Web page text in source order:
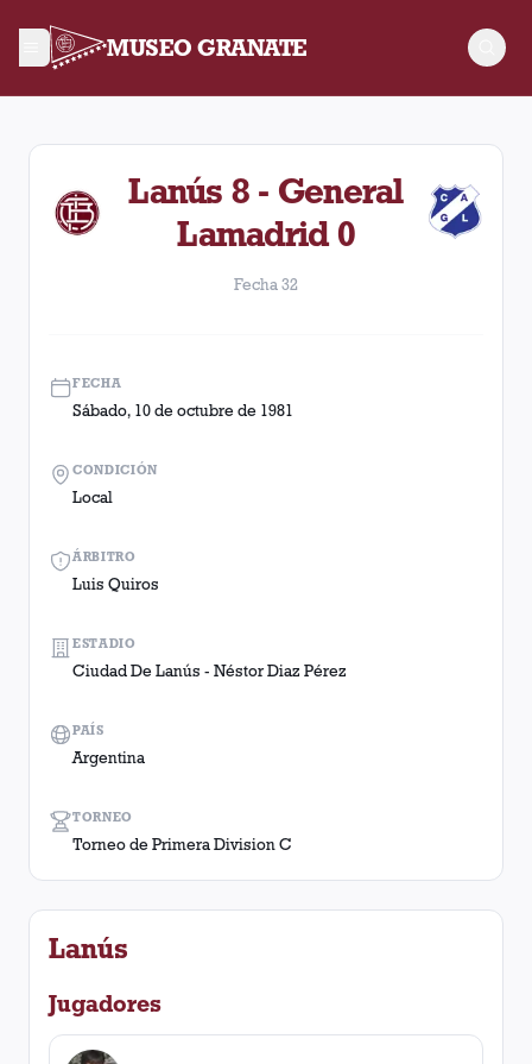
MUSEO GRANATE
Fecha 32. Partido entre Lanús y General Lamadrid
Lanús 8 - General
Lamadrid 0
Fecha 32
FECHA
Sábado, 10 de octubre de 1981
ÁRBITRO
Luis Quiros
TORNEO
Torneo de Primera Division C
CONDICIÓN
Local
ESTADIO
Ciudad De Lanús - Néstor Diaz Pérez
PAÍS
Argentina
Lanús
Jugadores